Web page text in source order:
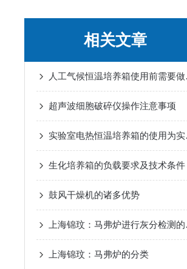
相关文章
人
超声波细胞破碎仪操作注意事项
实验
生化培养箱的负载要求及技术条件
鼓风干燥机的诸多优势
上
上海锦玟：马弗炉的分类